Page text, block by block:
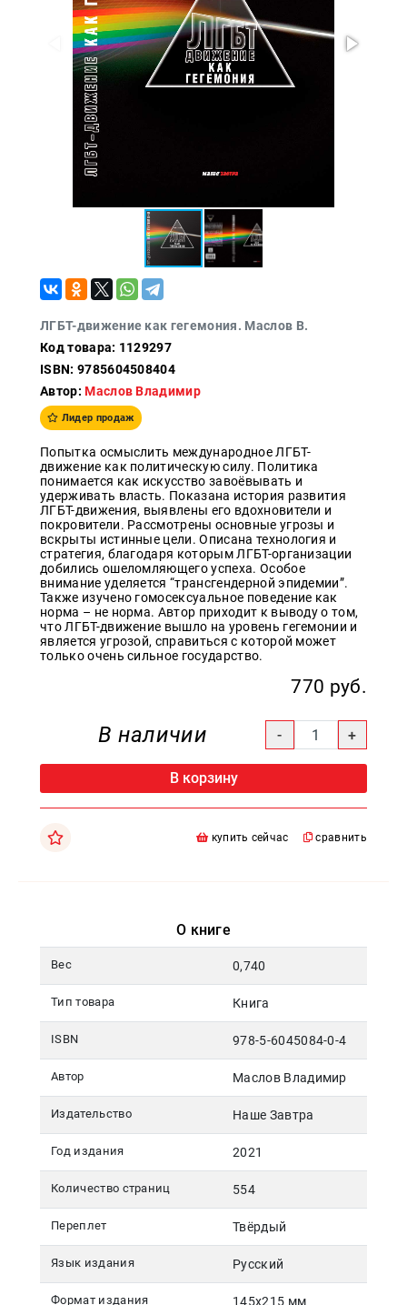
ЛГБТ-движение как гегемония. Маслов В.
Код товара: 1129297
ISBN: 9785604508404
Автор:Маслов Владимир
Лидер продаж
Попытка осмыслить международное ЛГБТ-
движение как политическую силу. Политика
понимается как искусство завоёвывать и
удерживать власть. Показана история развития
ЛГБТ-движения, выявлены его вдохновители и
покровители. Рассмотрены основные угрозы и
вскрыты истинные цели. Описана технология и
стратегия, благодаря которым ЛГБТ-организации
добились ошеломляющего успеха. Особое
внимание уделяется “трансгендерной эпидемии”.
Также изучено гомосексуальное поведение как
норма – не норма. Автор приходит к выводу о том,
что ЛГБТ-движение вышло на уровень гегемонии и
является угрозой, справиться с которой может
только очень сильное государство.
770 руб.
В наличии
В корзину
купить сейчас сравнить
О книге
Вес 0,740
Тип товара Книга
ISBN 978-5-6045084-0-4
Автор Маслов Владимир
Издательство Наше Завтра
Год издания 2021
Количество страниц 554
Переплет Твёрдый
Язык издания Русский
Формат издания 145х215 мм
Политика
Разведка
шпионаж
Мемуары
биографии
Учебная
литература
Публицистика
издания
Проза
Тайное и
непознанное
Образ
жизни
Культура
и
Искусство
Поэзия
Кухня,
гастрономия,
кулинария
Оптовикам